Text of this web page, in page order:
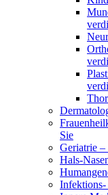
Sie
Geriatrie –
Hals-
Infektions-